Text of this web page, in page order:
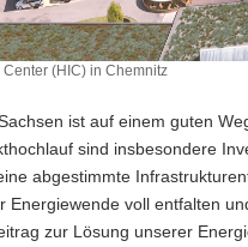
(HIC) in Chemnitz
ist auf einem guten
sind insbesondere
abgestimmte
Energiewende voll entfalten
zur Lösung unserer